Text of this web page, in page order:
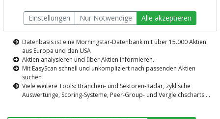
Die Aktienanalyse-Plattform von
TraderFox
Datenbasis ist eine Morningstar-Datenbank mit über 15.000 Aktien
aus Europa und den USA
Aktien analysieren und über Aktien informieren.
Mit EasyScan schnell und unkompliziert nach passenden Aktien
suchen
Viele weitere Tools: Branchen- und Sektoren-Radar, zyklische
Auswertunge, Scoring-Systeme, Peer-Group- und Vergleichscharts....
Einstellungen Nur Notwendige Alle akzeptieren